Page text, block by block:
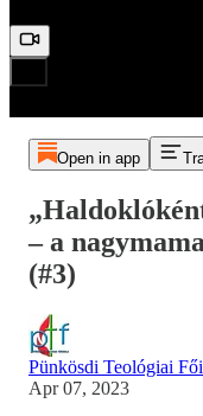
Open in app
– a
(#3)
Pünkösdi Teológiai
Apr 07, 2023